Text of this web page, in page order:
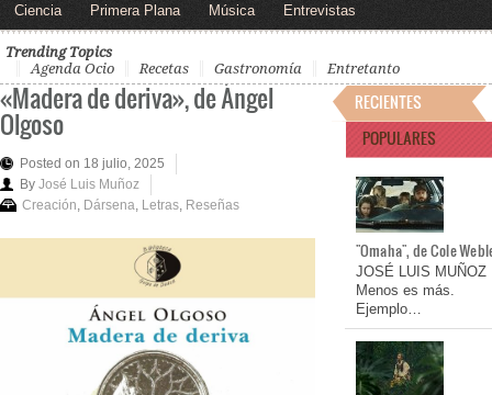
Ciencia Primera Plana Música Entrevistas
Trending Topics
Agenda Ocio
Recetas Gastronomía Entretanto
«Madera de deriva», de Ángel
Olgoso
Posted on 18 julio, 2025
By José Luis Muñoz
Creación Dársena Letras Reseñas
RECIENTES
POPULARES
"Omaha", de Cole
JOSÉ LUIS MUÑOZ
Menos es más.
Ejemplo…